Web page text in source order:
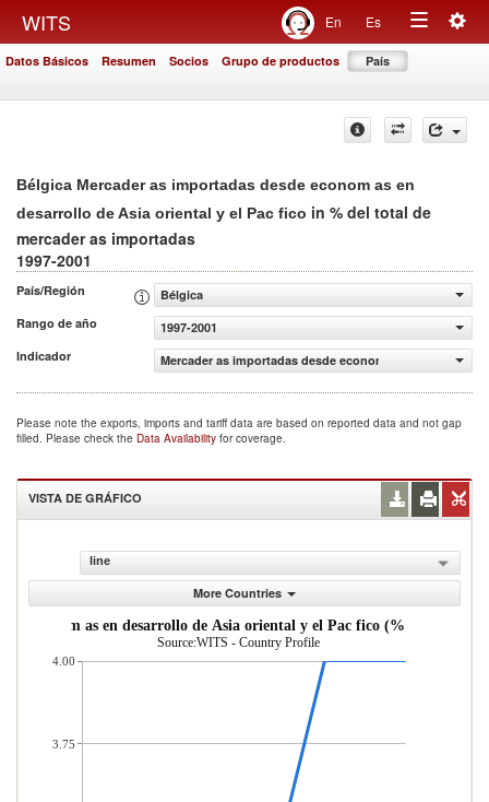
WITS En Es
Toggle
Datos Básicos Resumen Socios Grupo de productos País
Bélgica Mercader as importadas desde econom as en
desarrollo de Asia oriental y el Pac fico in % del total de
mercader as importadas
1997-2001
País/Región
Bélgica
Rango de año
1997-2001
Indicador
Mercader as importadas desde econom as en
Please note the exports, imports and tariff data are based on reported data and not gap
filled. Please check the Data Availability for coverage.
VISTA DE GRÁFICO
line
More Countries
econom as en desarrollo de Asia oriental y el Pac fico (% del total
Source:WITS - Country Profile
4.00
3.75